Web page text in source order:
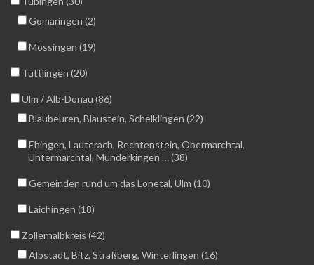
Gomaringen (2)
Mössingen (19)
Tuttlingen (20)
Ulm / Alb-Donau (86)
Blaubeuren, Blaustein, Schelklingen (22)
Ehingen, Lauterach, Rechtenstein, Obermarchtal,
Untermarchtal, Munderkingen … (38)
Gemeinden rund um das Lonetal, Ulm (10)
Laichingen (18)
Zollernalbkreis (42)
Albstadt, Bitz, Straßberg, Winterlingen (16)